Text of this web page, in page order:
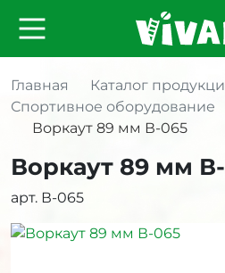
Главная
Каталог
Спортивное оборудование
Воркаут 89 мм В-065
Воркаут 89 мм
арт. В-065